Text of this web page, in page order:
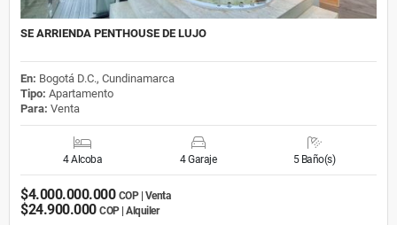
SE ARRIENDA PENTHOUSE DE LUJO
En: Bogotá D.C., Cundinamarca
Tipo: Apartamento
Para: Venta
4 Alcoba 4 Garaje 5 Baño(s)
$4.000.000.000 COP | Venta
$24.900.000 COP | Alquiler